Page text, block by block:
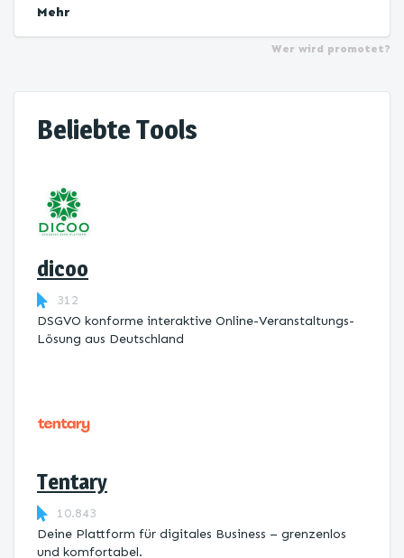
Mehr
Wer wird promotet?
Beliebte Tools
dicoo
312
DSGVO konforme interaktive Online-Veranstaltungs-
Lösung aus Deutschland
Tentary
10.843
Deine Plattform für digitales Business – grenzenlos
und komfortabel.